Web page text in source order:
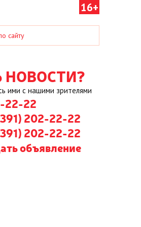
16+
НОВОСТИ?
ими с нашими зрителями
22-22
202-22-22
202-22-22
объявление